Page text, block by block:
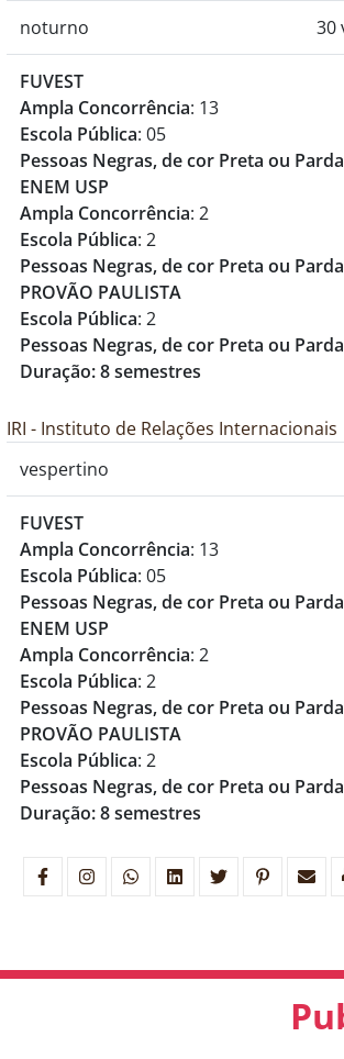
noturno
30
FUVEST
Ampla Concorrência: 13
Escola Pública: 05
Pessoas Negras, de cor Preta ou
ENEM USP
Ampla Concorrência: 2
Escola Pública: 2
Pessoas Negras, de cor Preta ou
PROVÃO PAULISTA
Escola Pública: 2
Pessoas Negras, de cor Preta ou
Duração: 8 semestres
IRI - Instituto de Relações Internacionais
vespertino
FUVEST
Ampla Concorrência: 13
Escola Pública: 05
Pessoas Negras, de cor Preta ou
ENEM USP
Ampla Concorrência: 2
Escola Pública: 2
Pessoas Negras, de cor Preta ou
PROVÃO PAULISTA
Escola Pública: 2
Pessoas Negras, de cor Preta ou
Duração: 8 semestres